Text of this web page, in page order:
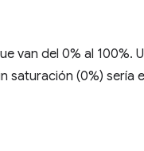
van del 0% al 100%.
saturación (0%) sería